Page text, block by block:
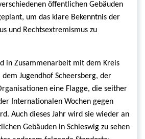
öffentlichen Gebäuden
um das klare Bekenntnis der
und Rechtsextremismus zu
in Zusammenarbeit mit dem Kreis
dem Jugendhof Scheersberg, der
eine Flagge, die seither
Internationalen Wochen gegen
Auch dieses Jahr wird sie wieder an
Gebäuden in Schleswig zu sehen